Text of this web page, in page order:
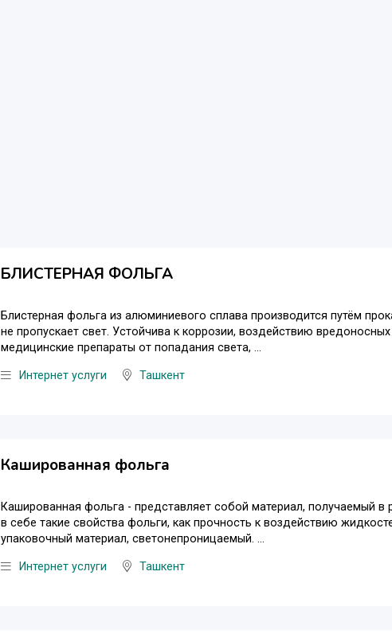
БЛИСТЕРНАЯ ФОЛЬГА
Блистерная фольга из алюминиевого сплава производится путём
не пропускает свет. Устойчива к коррозии, воздействию
медицинские препараты от попадания света, ...
Интернет услуги Ташкент
Кашированная фольга
Кашированная фольга - представляет собой материал, получаемый
в себе такие свойства фольги, как прочность к воздействию
упаковочный материал, светонепроницаемый. ...
Интернет услуги Ташкент